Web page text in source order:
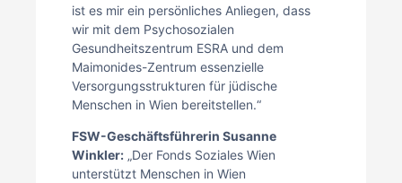
ist es mir ein persönliches Anliegen, dass
wir mit dem Psychosozialen
Gesundheitszentrum ESRA und dem
Maimonides-Zentrum essenzielle
Versorgungsstrukturen für jüdische
Menschen in Wien bereitstellen.“
FSW-Geschäftsführerin Susanne
Winkler: „Der Fonds Soziales Wien
unterstützt Menschen in Wien